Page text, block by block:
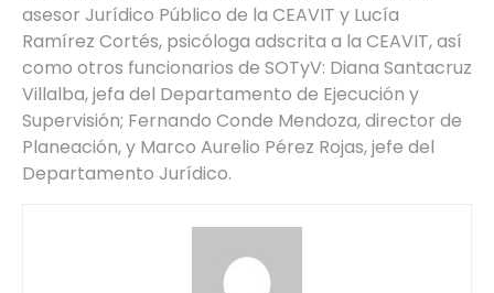
asesor Jurídico Público de la CEAVIT y Lucía
Ramírez Cortés, psicóloga adscrita a la CEAVIT, así
como otros funcionarios de SOTyV: Diana Santacruz
Villalba, jefa del Departamento de Ejecución y
Supervisión; Fernando Conde Mendoza, director de
Planeación, y Marco Aurelio Pérez Rojas, jefe del
Departamento Jurídico.